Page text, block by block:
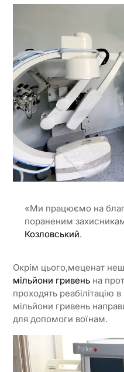
«Ми працюємо на
пораненим
Козловський.
Окрім цього,меценат
мільйони гривеньна
проходять реабілітацію
мільйони гривень
для допомоги воїнам.